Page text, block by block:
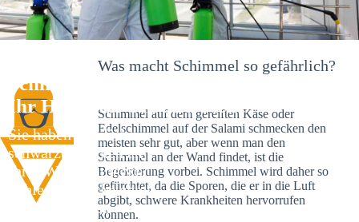
Schimmelexperte in Rattelsdorf –
Ihr Helfer an Ort und Stelle
Sie haben kürzlich
schwarze Flecken an
Ihrer Wand entdeckt?
Schlechte Nachrichten:
Sie haben einen
Was macht Schimmel so gefährlich?
Schimmel auf dem gereiften Käse oder
Edelschimmel auf der Salami schmecken den
meisten sehr gut, aber wenn man den
Schimmel an der Wand findet, ist die
Begeisterung vorbei. Schimmel wird daher so
gefürchtet, da die Sporen, die er in die Luft
abgibt, schwere Krankheiten hervorrufen
können.